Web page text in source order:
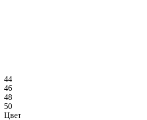
44
46
48
50
Цвет